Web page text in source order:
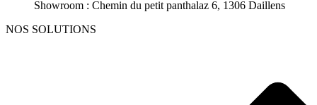
Showroom : Chemin du petit panthalaz 6, 1306 Daillens
NOS SOLUTIONS